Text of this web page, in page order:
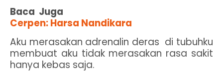
Baca Juga
Cerpen: Harsa Nandikara
Aku merasakan adrenalin deras di tubuhku
membuat aku tidak merasakan rasa sakit
hanya kebas saja.